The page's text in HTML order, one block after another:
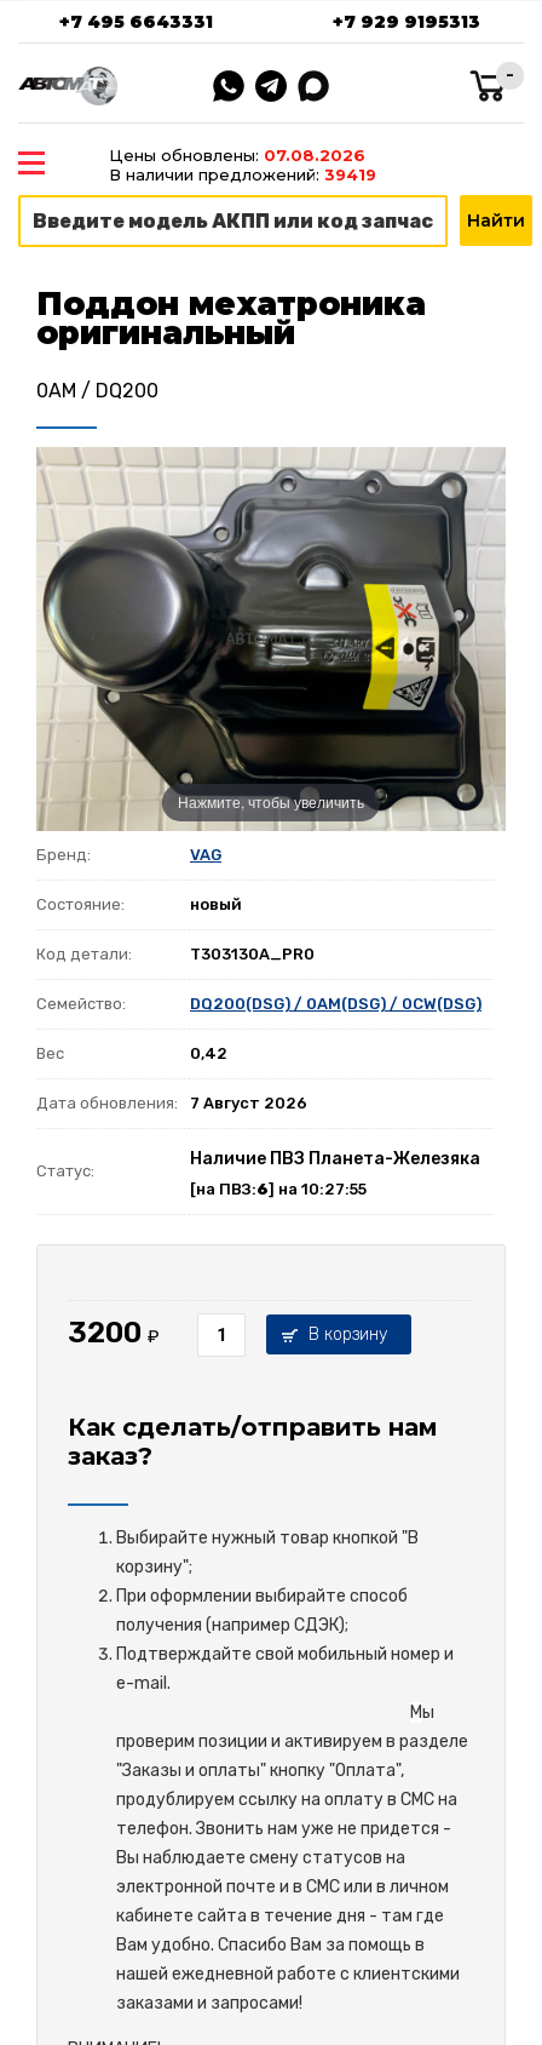
+7 495 6643331 +7 929 9195313
-
Цены обновлены: 07.08.2026
В наличии предложений: 39419
Поддон мехатроника
оригинальный
0AM / DQ200
Нажмите, чтобы увеличить
Бренд: VAG
Состояние: новый
Код детали: T303130A_PR0
Семейство: DQ200(DSG) / 0AM(DSG) / 0CW(DSG)
Вес 0,42
Дата обновления: 7 Август 2026
Статус:
Наличие ПВЗ Планета-Железяка
[на ПВЗ:6] на 10:27:55
3200 ₽ В корзину
Как сделать/отправить нам
заказ?
Выбирайте нужный товар кнопкой "В
корзину";
При оформлении выбирайте способ
получения (например СДЭК);
Подтверждайте свой мобильный номер и
e-mail.
Мы
проверим позиции и активируем в разделе
"Заказы и оплаты" кнопку "Оплата",
продублируем ссылку на оплату в СМС на
телефон. Звонить нам уже не придется -
Вы наблюдаете смену статусов на
электронной почте и в СМС или в личном
кабинете сайта в течение дня - там где
Вам удобно. Спасибо Вам за помощь в
нашей ежедневной работе с клиентскими
заказами и запросами!